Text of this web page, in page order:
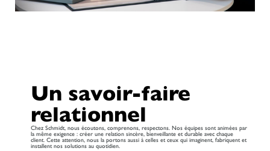
Un savoir-faire
relationnel
Chez Schmidt, nous écoutons, comprenons, respectons. Nos équipes sont animées par
la même exigence : créer une relation sincère, bienveillante et durable avec chaque
client. Cette attention, nous la portons aussi à celles et ceux qui imaginent, fabriquent et
installent nos solutions au quotidien.